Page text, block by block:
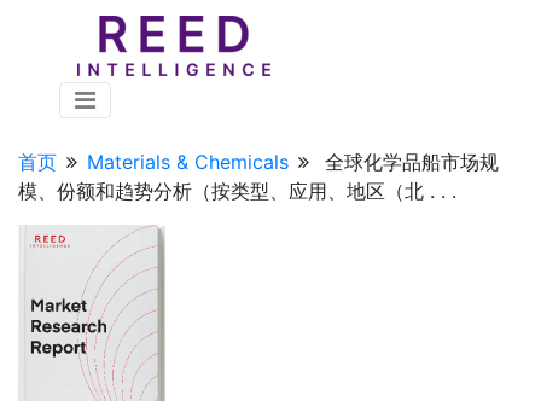
首页 Materials & Chemicals
全球化学品船市场规
模、份额和趋势分析（按类型、应用、地区（北 . . .